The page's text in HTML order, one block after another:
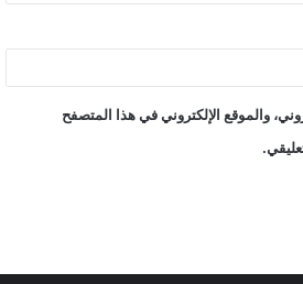
والموقع الإلكتروني في هذا المتصفح